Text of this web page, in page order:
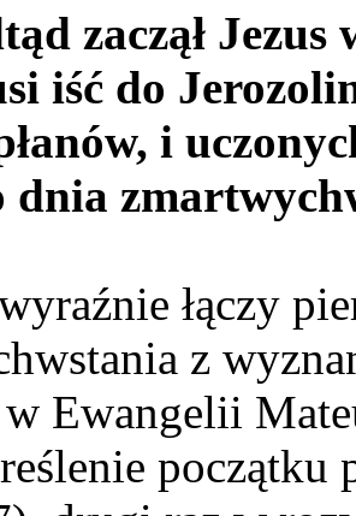
zaczął
iść do
i
dnia
łączy
z
Ewangelii
początku